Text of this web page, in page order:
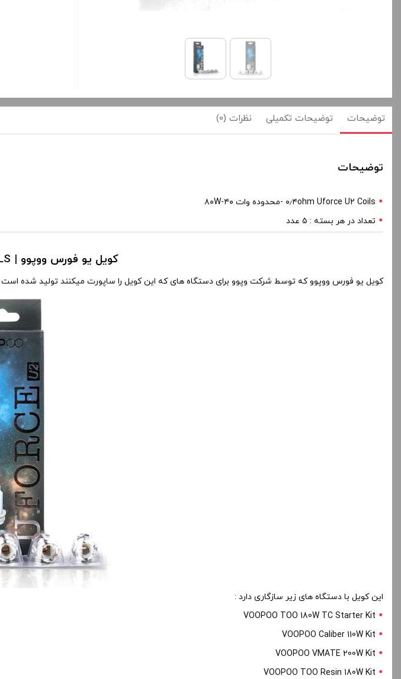
توضیحات توضیحات تکمیلی نظرات (0)
توضیحات
۰٫۴ohm Uforce U2 Coils -محدوده وات ۴۰-۸۰W
تعداد در هر بسته : ۵ عدد
کویل یو فورس ووپوو | VOOPOO UFORCE COILS
کویل یو فورس ووپوو که توسط شرکت وپوو برای دستگاه های که این کویل را ساپورت میکنند تولید شده
این کویل با دستگاه های زیر سازگاری دارد :
VOOPOO TOO 180W TC Starter Kit
VOOPOO Caliber 110W Kit
VOOPOO VMATE 200W Kit
VOOPOO TOO Resin 180W Kit